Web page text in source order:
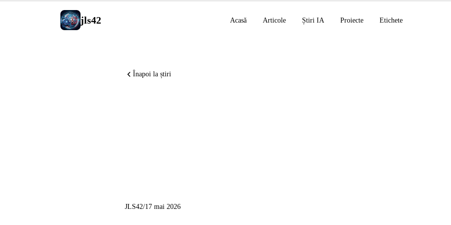
jls42 Acasă Articole Știri IA Proiecte Etichete
Înapoi la știri
JLS42/17 mai 2026